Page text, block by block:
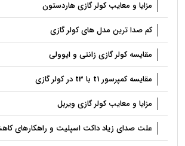
مزایا و معایب کولر گازی هاردستون
کم صدا ترین مدل های کولر گازی
مقایسه کولر گازی زانتی و ایوولی
مقایسه کمپرسور t1 با t3 در کولر گازی
مزایا و معایب کولر گازی ویربل
علت صدای زیاد داکت اسپلیت و راهکارهای